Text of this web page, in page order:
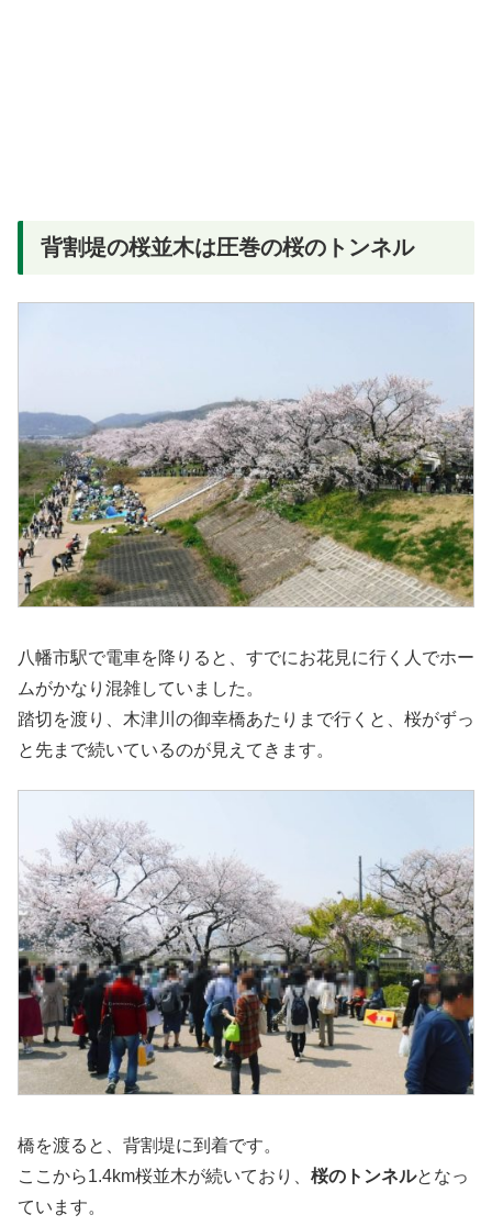
背割堤の桜並木は圧巻の桜のトンネル
八幡市駅で電車を降りると、すでにお花見に行く人でホー
ムがかなり混雑していました。
踏切を渡り、木津川の御幸橋あたりまで行くと、桜がずっ
と先まで続いているのが見えてきます。
橋を渡ると、背割堤に到着です。
ここから1.4km桜並木が続いており、 桜のトンネルとなっ
ています。